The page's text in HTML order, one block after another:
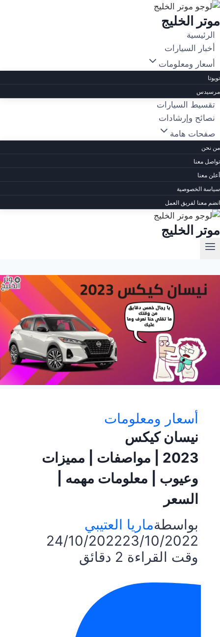
التجاوز
إلى
المحتوى
موتر الخليج
الرئيسية
أخبار السيارات
أسعار ومعلومات
تويوتا
مرسيدس
تقسيط السيارات
نصائح وإرشادات
صفحات هامة
من نحن
تواصل معنا
أعلن معنا
سياسة الخصوصية
انضم معنا لفريق العمل
موتر الخليج
أسعار ومعلومات
نيسان كيكس
2023 | مواصفات | مميزات
وعيوب | معلومات مهمه |
السعر
بواسطةماريا العتيبي
24/10/202223/10/2022
وقت القراءة
دقائق